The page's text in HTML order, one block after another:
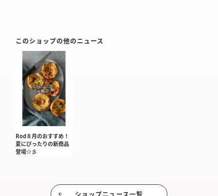
このショップの他のニュース
Rod８月のおすすめ！
夏にぴったりの新商品
登場☆彡
ショップニュース⼀覧